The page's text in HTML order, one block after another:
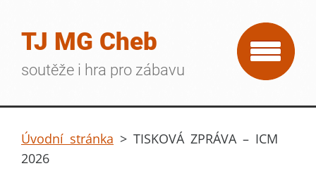
TJ MG Cheb
soutěže i hra pro zábavu
Úvodní stránka > TISKOVÁ ZPRÁVA – ICM
2026